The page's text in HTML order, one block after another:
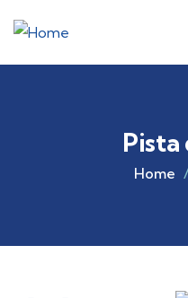
Pista
Home